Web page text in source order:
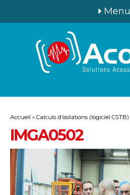
Menu
Accueil » Calculs d’isolations (logiciel CSTB)
IMGA0502